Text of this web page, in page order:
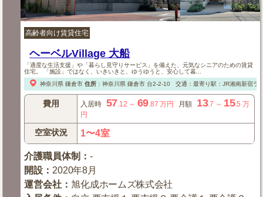
高齢者向け賃貸住宅
ヘーベルVillage 大船
「適度な生活支援」や「暮らし見守りサービス」を備えた、元気なシニアのための賃貸
住宅。 「施設」ではなく、いきいきと、ゆうゆうと、安心して暮...
神奈川県 鎌倉市 住所： 神奈川県 鎌倉市台2-2-10 交通：最寄り駅：JR湘南新宿ラ
費用 入居時 57.12 ～ 69.87 万円 月額 13.7 ～ 15.5 万
円
空室状況 1〜4室
介護職員体制 ：-
開設 ： 2020年8月
運営会社 ： 旭化成ホームズ株式会社